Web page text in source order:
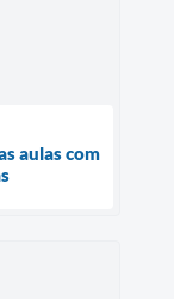
aulas com